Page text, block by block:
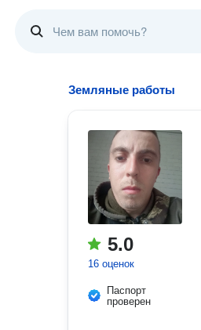
Земляные работы
5.0
16 оценок
Паспорт
проверен